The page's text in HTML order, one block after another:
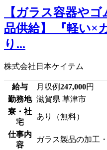
【ガラス容器や
品供給】 『軽い×
り...
株式会社日本ケイテム
給与 月収例247,000円
勤務地 滋賀県 草津市
寮・社
宅
あり（無料）
仕事内
容
ガラス製品の加工